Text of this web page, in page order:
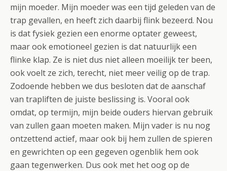
mijn moeder. Mijn moeder was een tijd geleden van de
trap gevallen, en heeft zich daarbij flink bezeerd. Nou
is dat fysiek gezien een enorme optater geweest,
maar ook emotioneel gezien is dat natuurlijk een
flinke klap. Ze is niet dus niet alleen moeilijk ter been,
ook voelt ze zich, terecht, niet meer veilig op de trap.
Zodoende hebben we dus besloten dat de aanschaf
van trapliften de juiste beslissing is. Vooral ook
omdat, op termijn, mijn beide ouders hiervan gebruik
van zullen gaan moeten maken. Mijn vader is nu nog
ontzettend actief, maar ook bij hem zullen de spieren
en gewrichten op een gegeven ogenblik hem ook
gaan tegenwerken. Dus ook met het oog op de